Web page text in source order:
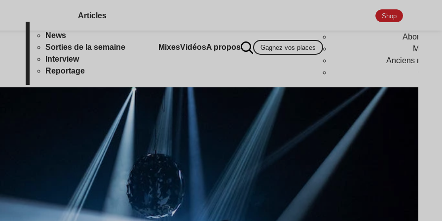
Articles
News
Sorties de la semaine
Interview
Reportage
MixesVidéosA propos Gagnez vos places
Shop
Anciens